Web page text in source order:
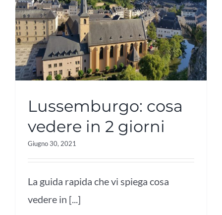
Lussemburgo: cosa
vedere in 2 giorni
Giugno 30, 2021
La guida rapida che vi spiega cosa
vedere in [...]